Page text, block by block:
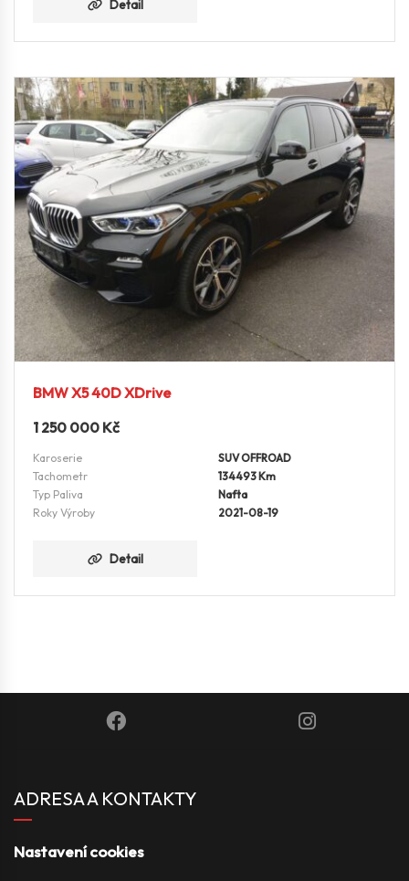
Detail
BMW X5 40D XDrive
1 250 000 Kč
Karoserie
SUV OFFROAD
Tachometr
134493 Km
Typ Paliva
Nafta
Roky Výroby
2021-08-19
Detail
ADRESA A KONTAKTY
Nastavení cookies